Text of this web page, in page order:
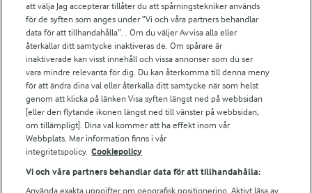
Arlas kundportal
Arla.com
Falbygdens Ost
Arla webbshop
Bildbank
Följ oss
att välja Jag accepterar tillåter du att spårningstekniker används
för de syften som anges under ”Vi och våra partners behandlar
data för att tillhandahålla”. . Om du väljer Avvisa alla eller
återkallar ditt samtycke inaktiveras de. Om spårare är
inaktiverade kan visst innehåll och vissa annonser som du ser
vara mindre relevanta för dig. Du kan återkomma till denna meny
för att ändra dina val eller återkalla ditt samtycke när som helst
genom att klicka på länken Visa syften längst ned på webbsidan
[eller den flytande ikonen längst ned till vänster på webbsidan,
om tillämpligt]. Dina val kommer att ha effekt inom vår
Webbplats. Mer information finns i vår
integritetspolicy. Cookiepolicy
Vi och våra partners behandlar data för att tillhandahålla:
Använda exakta uppgifter om geografisk positionering. Aktivt läsa av